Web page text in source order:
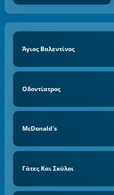
Άγιος Βαλεντίνος
Οδοντίατρος
McDonald's
Γάτες Και Σκύλοι